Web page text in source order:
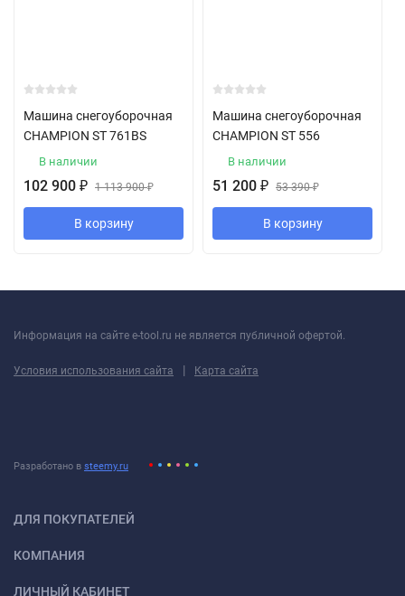
Машина снегоуборочная
CHAMPION ST 761BS
В наличии
102 900 ₽ 1 113 900₽
В корзину
Машина снегоуборочная
CHAMPION ST 556
В наличии
51 200 ₽ 53 390₽
В корзину
Информация на сайте e-tool.ru не является публичной офертой.
Условия использования сайта | Карта сайта
Разработано в steemy.ru
ДЛЯ ПОКУПАТЕЛЕЙ
КОМПАНИЯ
ЛИЧНЫЙ КАБИНЕТ